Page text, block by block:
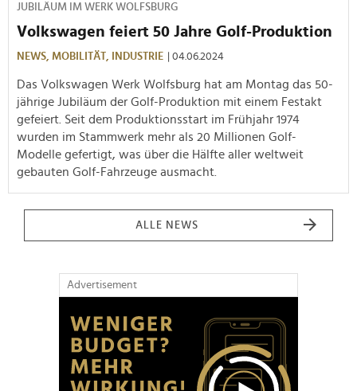
JUBILÄUM IM WERK WOLFSBURG
Volkswagen feiert 50 Jahre Golf-Produktion
NEWS, MOBILITÄT, INDUSTRIE | 04.06.2024
Das Volkswagen Werk Wolfsburg hat am Montag das 50-
jährige Jubiläum der Golf-Produktion mit einem Festakt
gefeiert. Seit dem Produktionsstart im Frühjahr 1974
wurden im Stammwerk mehr als 20 Millionen Golf-
Modelle gefertigt, was über die Hälfte aller weltweit
gebauten Golf-Fahrzeuge ausmacht.
ALLE NEWS
Advertisement